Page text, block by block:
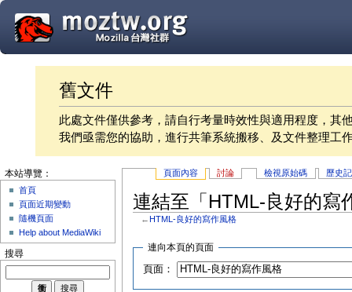
舊文件
此處文件僅供參考，請自行考量時效性與適用程度，其
我們亟需您的協助，進行共筆系統搬移、及文件整理工
頁面內容 討論 檢視原始碼 歷史
連結至「HTML-良好的寫
← HTML-良好的寫作風格
連向本頁的頁面
頁面：
本站導覽：
首頁
頁面近期變動
隨機頁面
Help about MediaWiki
搜尋